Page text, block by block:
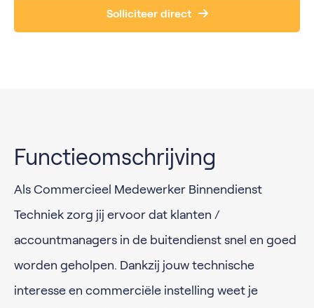
Solliciteer direct
Functieomschrijving
Als Commercieel Medewerker Binnendienst
Techniek zorg jij ervoor dat klanten /
accountmanagers in de buitendienst snel en goed
worden geholpen. Dankzij jouw technische
interesse en commerciële instelling weet je